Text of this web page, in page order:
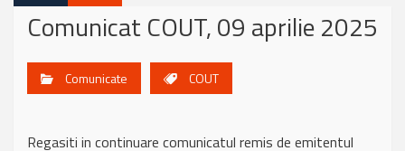
Comunicat COUT, 09 aprilie 2025
Comunicate COUT
Regasiti in continuare comunicatul remis de emitentul